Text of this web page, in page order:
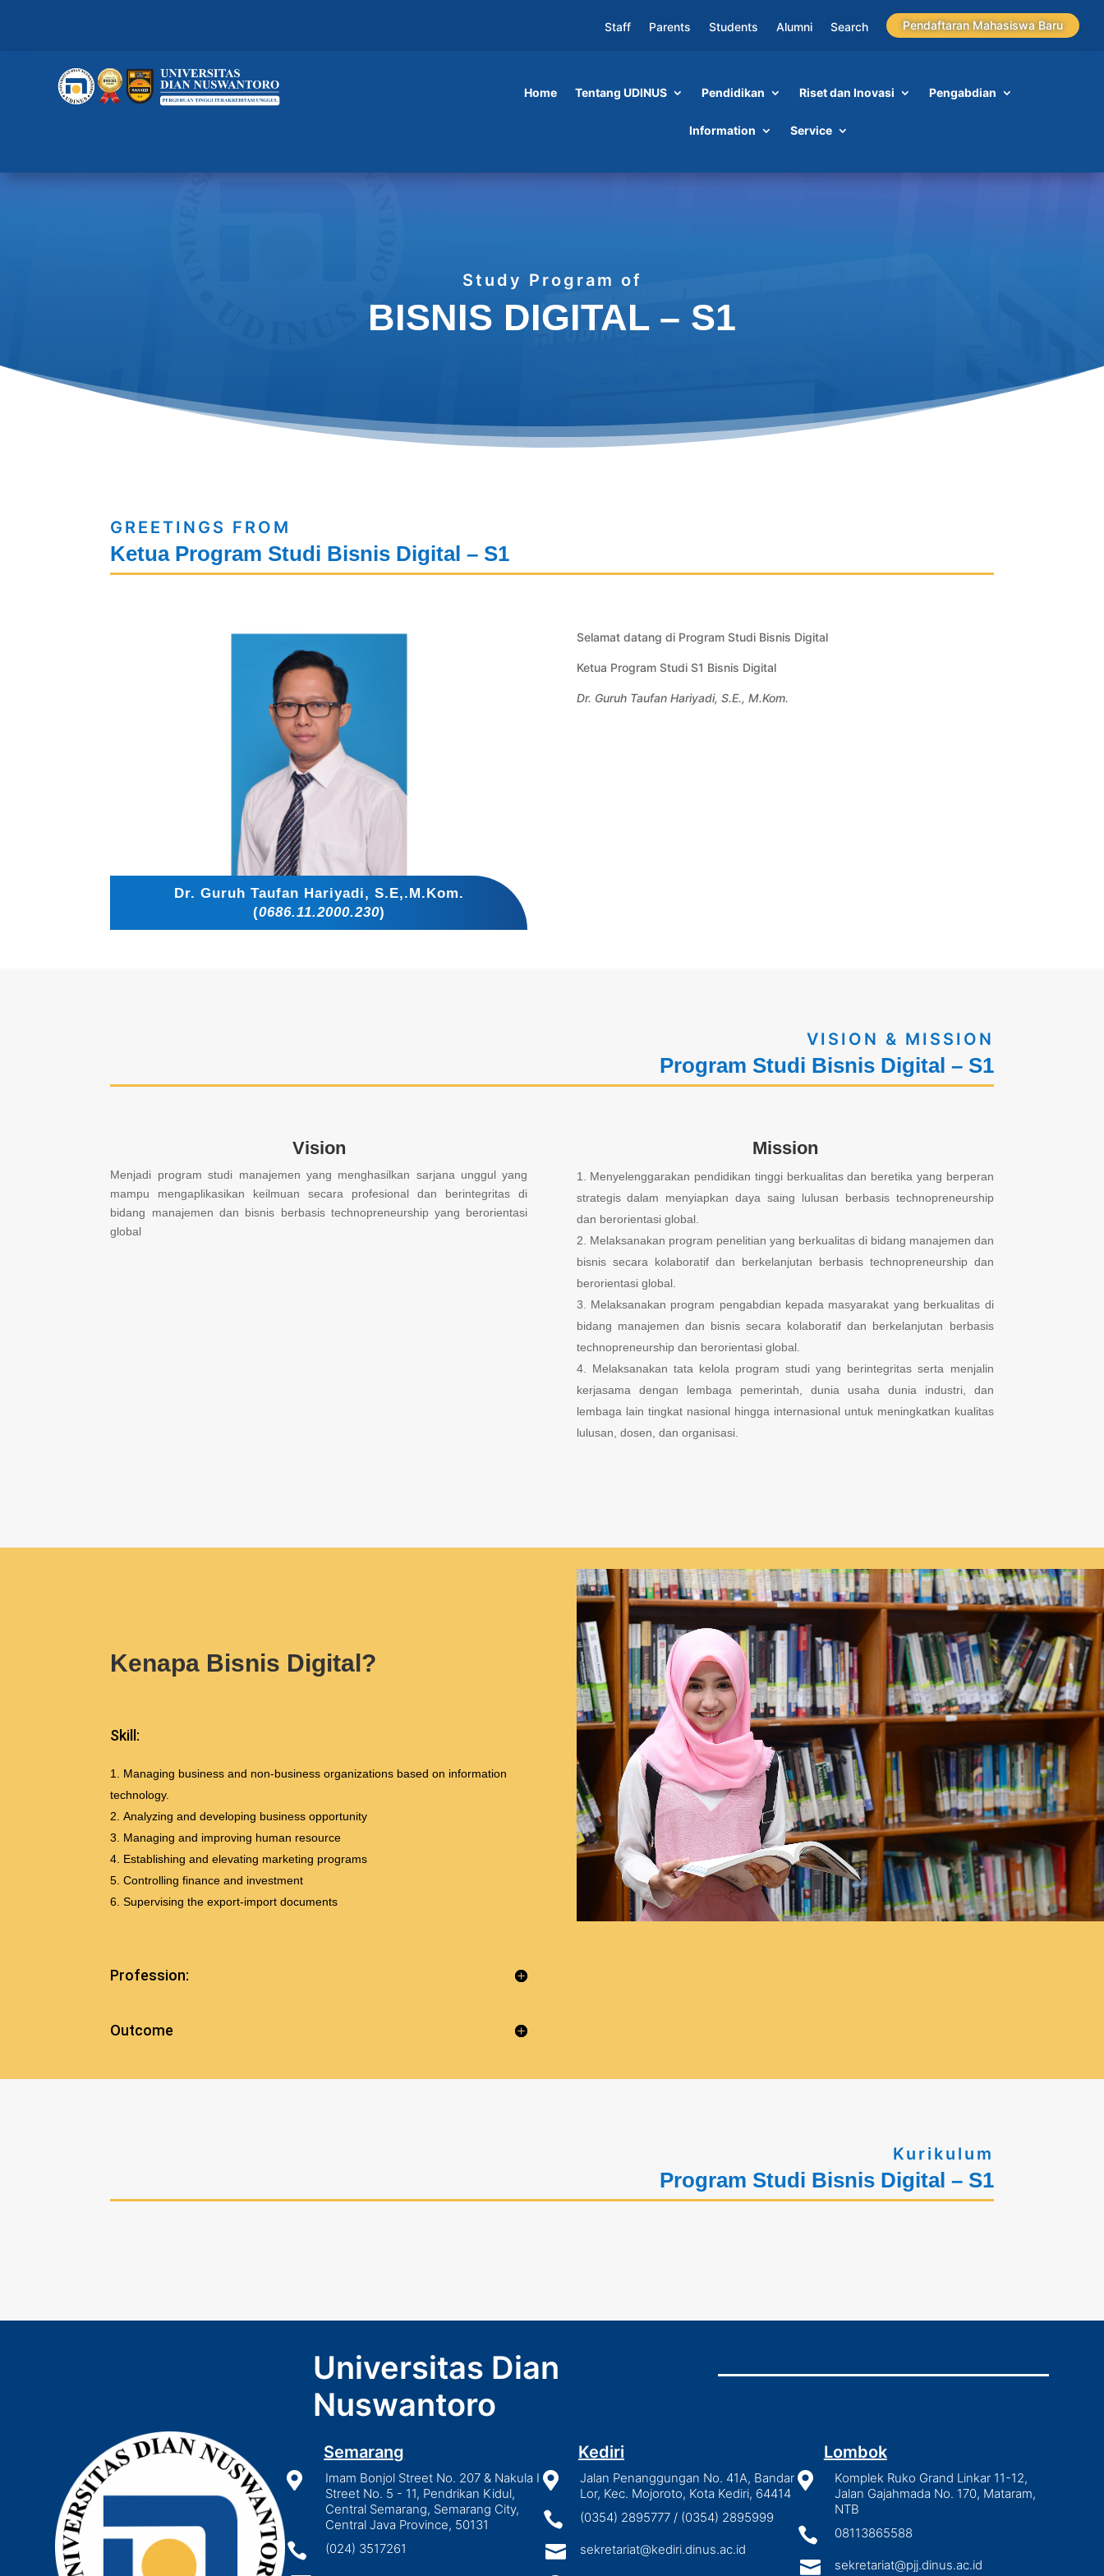
Staff Parents Students Alumni Search Pendaftaran Mahasiswa Baru
Home Tentang UDINUS Pendidikan Riset dan Inovasi Pengabdian
Information Service
Study Program of
BISNIS DIGITAL – S1
GREETINGS FROM
Ketua Program Studi Bisnis Digital – S1
Dr. Guruh Taufan Hariyadi, S.E,.M.Kom.
(0686.11.2000.230)
Selamat datang di Program Studi Bisnis Digital
Ketua Program Studi S1 Bisnis Digital
Dr. Guruh Taufan Hariyadi, S.E., M.Kom.
VISION & MISSION
Program Studi Bisnis Digital – S1
Vision
Menjadi program studi manajemen yang menghasilkan sarjana unggul yang
mampu mengaplikasikan keilmuan secara profesional dan berintegritas di
bidang manajemen dan bisnis berbasis technopreneurship yang berorientasi
global
Mission
Menyelenggarakan pendidikan tinggi berkualitas dan beretika yang berperan
strategis dalam menyiapkan daya saing lulusan berbasis technopreneurship
dan berorientasi global.
Melaksanakan program penelitian yang berkualitas di bidang manajemen dan
bisnis secara kolaboratif dan berkelanjutan berbasis technopreneurship dan
berorientasi global.
Melaksanakan program pengabdian kepada masyarakat yang berkualitas di
bidang manajemen dan bisnis secara kolaboratif dan berkelanjutan berbasis
technopreneurship dan berorientasi global.
Melaksanakan tata kelola program studi yang berintegritas serta menjalin
kerjasama dengan lembaga pemerintah, dunia usaha dunia industri, dan
lembaga lain tingkat nasional hingga internasional untuk meningkatkan kualitas
lulusan, dosen, dan organisasi.
Kenapa Bisnis Digital?
Skill:
Managing business and non-business organizations based on information
technology.
Analyzing and developing business opportunity
Managing and improving human resource
Establishing and elevating marketing programs
Controlling finance and investment
Supervising the export-import documents
Profession:
Outcome
Kurikulum
Program Studi Bisnis Digital – S1
Universitas Dian
Nuswantoro
Semarang

Imam Bonjol Street No. 207 & Nakula I
Street No. 5 - 11, Pendrikan Kidul,
Central Semarang, Semarang City,
Central Java Province, 50131
 (024) 3517261
Kediri

Jalan Penanggungan No. 41A, Bandar
Lor, Kec. Mojoroto, Kota Kediri, 64414
 (0354) 2895777 / (0354) 2895999
 sekretariat@kediri.dinus.ac.id
Lombok

Komplek Ruko Grand Linkar 11-12,
Jalan Gajahmada No. 170, Mataram,
NTB
 08113865588
 sekretariat@pjj.dinus.ac.id